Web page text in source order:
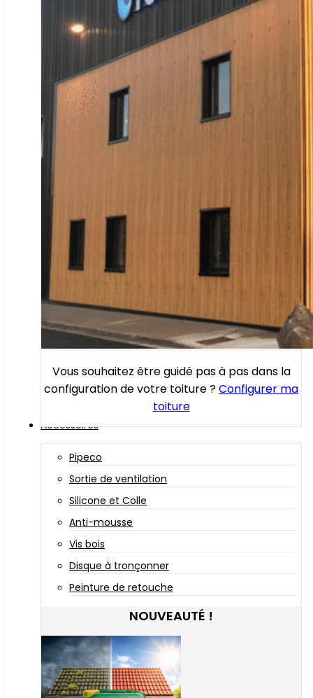
Vous souhaitez être guidé pas à pas dans la
configuration de votre toiture ?Configurer ma
toiture
Accessoires
Pipeco
Sortie de ventilation
Silicone et Colle
Anti-mousse
Vis bois
Disque à tronçonner
Peinture de retouche
NOUVEAUTÉ !